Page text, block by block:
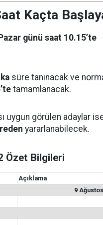
Kaçta
günü saat 10.15’te
süre tanınacak ve
tamamlanacak.
uygun görülen adaylar
yararlanabilecek.
Özet Bilgileri
Açıklama
9